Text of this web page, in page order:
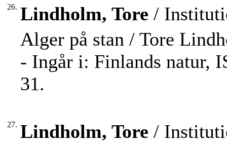
26. Lindholm, Tore /
Alger på stan / Tore
- Ingår i: Finlands natur,
31.
27. Lindholm, Tore /